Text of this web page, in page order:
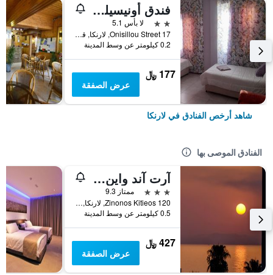
فندق أونيسيلوس
2 نجمتين
لا بأس 5.1
17 Onisillou Street, لارنكا, قبرص
0.2 كيلومتر عن وسط المدينة
177 ﷼
عرض الصفقة
شاهد أرخص الفنادق في لارنكا
الفنادق الموصى بها
آرت آند واين بوتيك هوتل
3 نجوم
ممتاز 9.3
Zinonos Kitieos 120, لارنكا, قبرص
0.5 كيلومتر عن وسط المدينة
427 ﷼
عرض الصفقة